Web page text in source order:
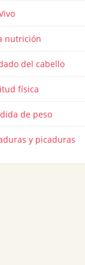
nutrición
del cabello
física
de peso
y picaduras